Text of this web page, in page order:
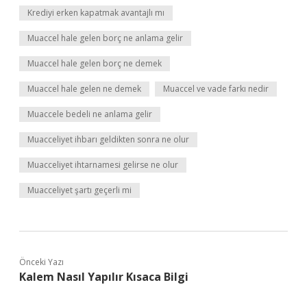
Krediyi erken kapatmak avantajlı mı
Muaccel hale gelen borç ne anlama gelir
Muaccel hale gelen borç ne demek
Muaccel hale gelen ne demek Muaccel ve vade farkı nedir
Muaccele bedeli ne anlama gelir
Muacceliyet ihbarı geldikten sonra ne olur
Muacceliyet ihtarnamesi gelirse ne olur
Muacceliyet şartı geçerli mi
Önceki Yazı
Kalem Nasıl Yapılır Kısaca Bilgi